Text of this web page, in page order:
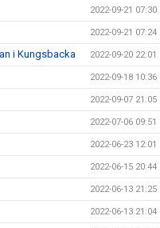
2022-09-21 07:30
2022-09-21 07:24
i Kungsbacka 2022-09-20 22:01
2022-09-18 10:36
2022-09-07 21:05
2022-07-06 09:51
2022-06-23 12:01
2022-06-15 20:44
2022-06-13 21:25
2022-06-13 21:04